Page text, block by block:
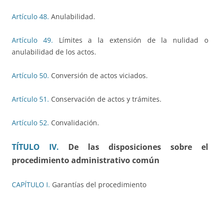
Artículo 48. Anulabilidad.
Artículo 49. Límites a la extensión de la nulidad o
anulabilidad de los actos.
Artículo 50. Conversión de actos viciados.
Artículo 51. Conservación de actos y trámites.
Artículo 52. Convalidación.
TÍTULO IV. De las disposiciones sobre el
procedimiento administrativo común
CAPÍTULO I. Garantías del procedimiento